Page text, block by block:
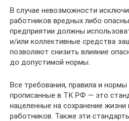
В случае невозможности
работников вредных либо
предприятии должны
и/или коллективные средства
позволяют снизить влияние
до допустимой нормы.
Все требования, правила и
прописанные в ТК РФ — это
нацеленные на сохранение жизни
работников. Также эти